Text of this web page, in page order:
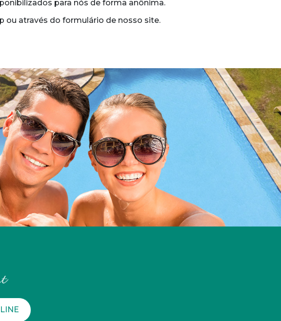
para nós de forma anônima.
ou através do formulário de nosso site.